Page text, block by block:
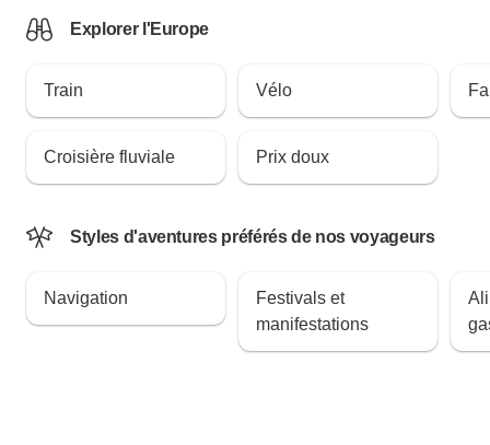
Explorer l'Europe
Train
Croisière fluviale
Vélo
Prix doux
Styles d'aventures préférés de nos voyageurs
Navigation
Festivals et
manifestations